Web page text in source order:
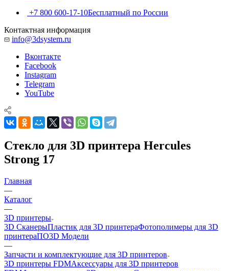
+7 800 600-17-10Бесплатный по России
Контактная информация
info@3dsystem.ru
Вконтакте
Facebook
Instagram
Telegram
YouTube
Стекло для 3D принтера Hercules
Strong 17
Главная
—
Каталог
—
3D принтеры
3D СканерыПластик для 3D принтераФотополимеры для 3D
принтераПО3D Модели
—
Запчасти и комплектующие для 3D принтеров
3D принтеры FDMАксессуары для 3D принтеров